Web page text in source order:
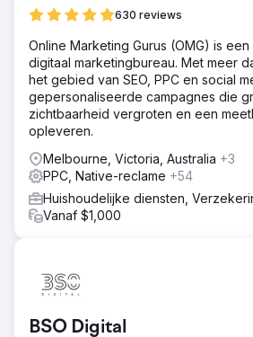
630 reviews
Online Marketing Gurus (OMG) is
digitaal marketingbureau. Met meer
het gebied van SEO, PPC en social
gepersonaliseerde campagnes die
zichtbaarheid vergroten en een
opleveren.
Melbourne, Victoria, Australia +3
PPC, Native-reclame +54
Huishoudelijke diensten,
Vanaf $1,000
BSO Digital